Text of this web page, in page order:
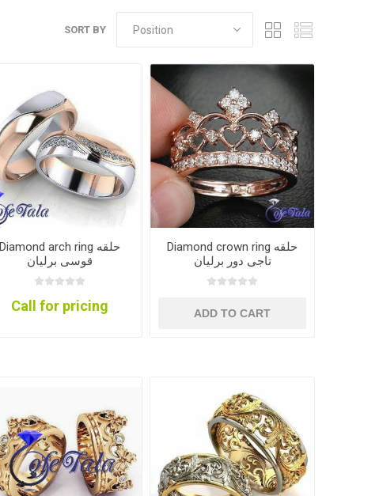
SORT BY
Diamond arch ring حلقه
قوسی برلیان
Call for pricing
Diamond crown ring حلقه
تاجی دور برلیان
ADD TO CART